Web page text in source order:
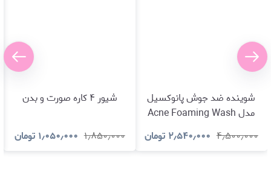
شوینده ضد جوش پانوکسیل
مدل Acne Foaming Wash
10% Benzoyl Peroxide
۴٫۵۰۰٫۰۰۰ ۲٫۵۴۰٫۰۰۰ تومان
شیور ۴ کاره صورت و بدن
۱٫۸۵۰٫۰۰۰ ۱٫۰۵۰٫۰۰۰ تومان